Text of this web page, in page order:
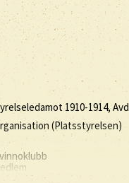
1910-1914,
(Platsstyrelsen)